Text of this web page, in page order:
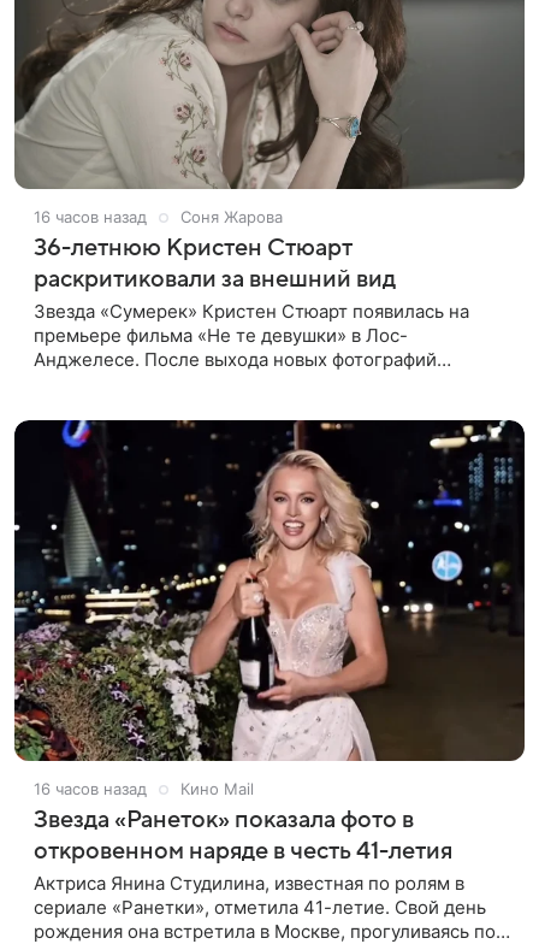
16 часов назад Соня Жарова
36-летнюю Кристен Стюарт
раскритиковали за внешний вид
Звезда «Сумерек» Кристен Стюарт появилась на
премьере фильма «Не те девушки» в Лос-
Анджелесе. После выхода новых фотографий
16 часов назад Кино Mail
Звезда «Ранеток» показала фото в
откровенном наряде в честь 41-летия
Актриса Янина Студилина, известная по ролям в
сериале «Ранетки», отметила 41-летие. Свой день
рождения она встретила в Москве, прогуливаясь по